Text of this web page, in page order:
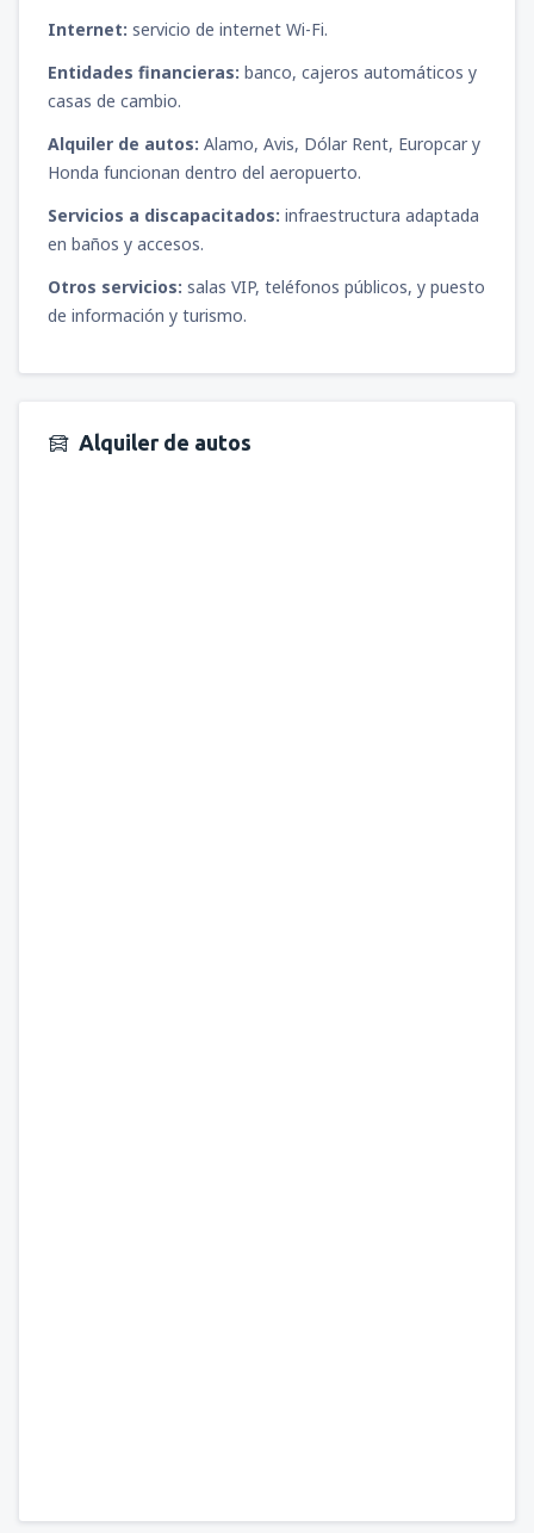
Internet: servicio de internet Wi-Fi.
Entidades financieras: banco, cajeros automáticos y
casas de cambio.
Alquiler de autos: Alamo, Avis, Dólar Rent, Europcar y
Honda funcionan dentro del aeropuerto.
Servicios a discapacitados: infraestructura adaptada
en baños y accesos.
Otros servicios: salas VIP, teléfonos públicos, y puesto
de información y turismo.
Alquiler de autos